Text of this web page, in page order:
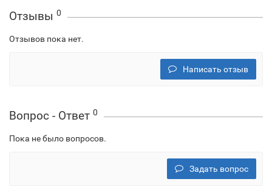
Отзывы 0
Отзывов пока нет.
Написать отзыв
Вопрос - Ответ 0
Пока не было вопросов.
Задать вопрос